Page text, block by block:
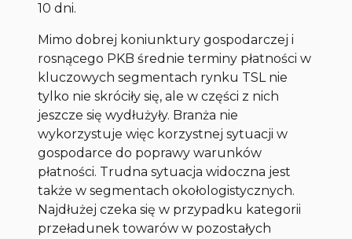
10 dni.
Mimo dobrej koniunktury gospodarczej i
rosnącego PKB średnie terminy płatności w
kluczowych segmentach rynku TSL nie
tylko nie skróciły się, ale w części z nich
jeszcze się wydłużyły. Branża nie
wykorzystuje więc korzystnej sytuacji w
gospodarce do poprawy warunków
płatności. Trudna sytuacja widoczna jest
także w segmentach okołologistycznych.
Najdłużej czeka się w przypadku kategorii
przeładunek towarów w pozostałych